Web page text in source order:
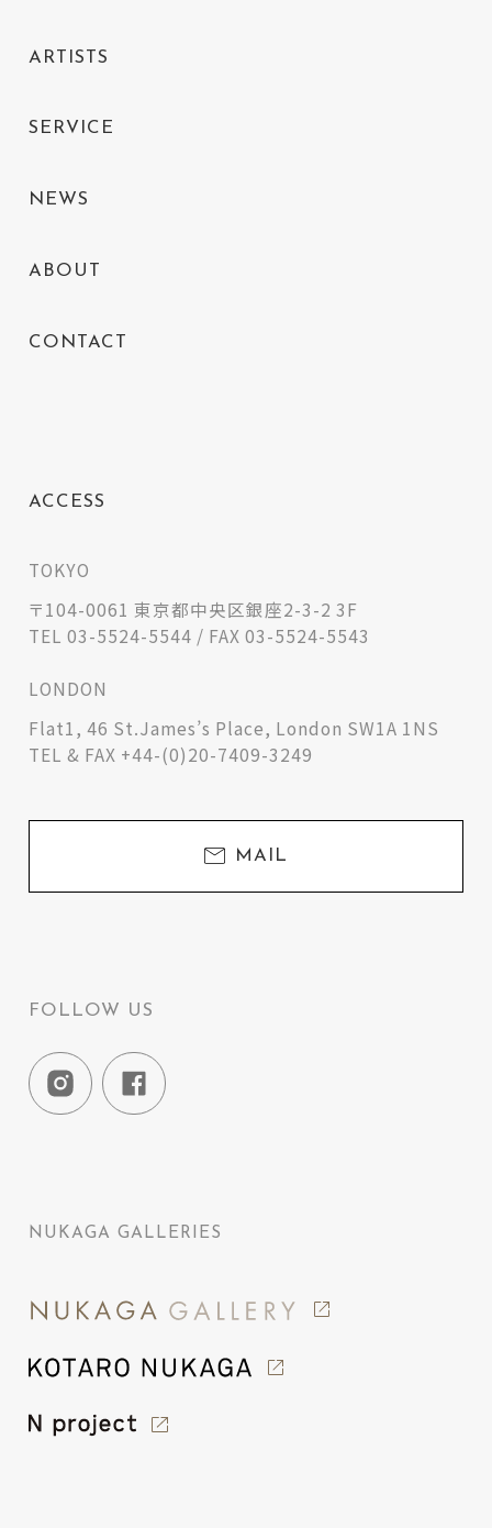
ARTISTS
SERVICE
NEWS
ABOUT
CONTACT
ACCESS
TOKYO
〒104-0061 東京都中央区銀座2-3-2 3F
TEL 03-5524-5544 / FAX 03-5524-5543
LONDON
Flat1, 46 St.James’s Place, London SW1A 1NS
TEL & FAX +44-(0)20-7409-3249
MAIL
FOLLOW US
NUKAGA GALLERIES